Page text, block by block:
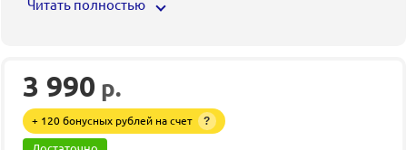
Читать полностью
3 990 р.
+ 120 бонусных рублей на счет ?